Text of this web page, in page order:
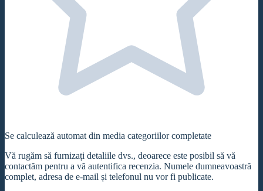
Se calculează automat din media categoriilor completate
Vă rugăm să furnizați detaliile dvs., deoarece este posibil să vă
contactăm pentru a vă autentifica recenzia. Numele dumneavoastră
complet, adresa de e-mail și telefonul nu vor fi publicate.